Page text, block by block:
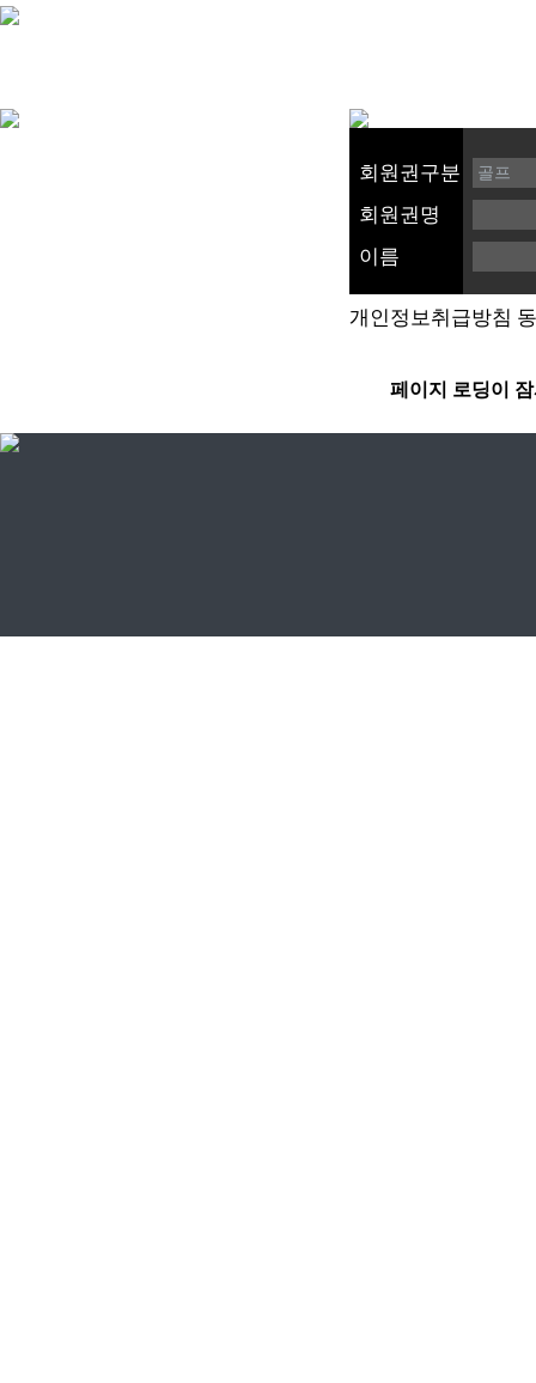
회원권구분
회원권명
이름
개인정보취급방침